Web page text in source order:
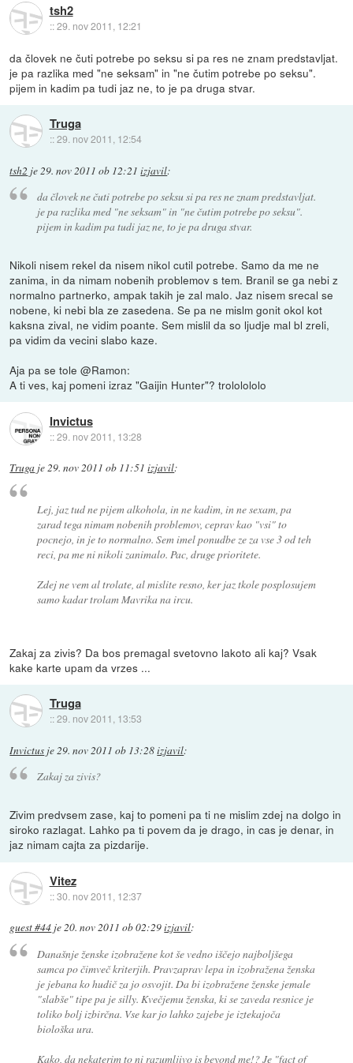
tsh2
::29. nov 2011, 12:21
da človek ne čuti potrebe po seksu si pa res ne znam predstavljat.
je pa razlika med "ne seksam" in "ne čutim potrebe po seksu".
pijem in kadim pa tudi jaz ne, to je pa druga stvar.
Truga
::29. nov 2011, 12:54
tsh2 je29. nov 2011 ob 12:21 izjavil:
da človek ne čuti potrebe po seksu si pa res ne znam predstavljat.
je pa razlika med "ne seksam" in "ne čutim potrebe po seksu".
pijem in kadim pa tudi jaz ne, to je pa druga stvar.
Nikoli nisem rekel da nisem nikol cutil potrebe. Samo da me ne
zanima, in da nimam nobenih problemov s tem. Branil se ga nebi z
normalno partnerko, ampak takih je zal malo. Jaz nisem srecal se
nobene, ki nebi bla ze zasedena. Se pa ne mislm gonit okol kot
kaksna zival, ne vidim poante. Sem mislil da so ljudje mal bl zreli,
pa vidim da vecini slabo kaze.
Aja pa se tole @Ramon:
A ti ves, kaj pomeni izraz "Gaijin Hunter"? trololololo
Invictus
::29. nov 2011, 13:28
Truga je29. nov 2011 ob 11:51 izjavil:
Lej, jaz tud ne pijem alkohola, in ne kadim, in ne sexam, pa
zarad tega nimam nobenih problemov, ceprav kao "vsi" to
pocnejo, in je to normalno. Sem imel ponudbe ze za vse 3 od teh
reci, pa me ni nikoli zanimalo. Pac, druge prioritete.
Zdej ne vem al trolate, al mislite resno, ker jaz tkole posplosujem
samo kadar trolam Mavrika na ircu.
Zakaj za zivis? Da bos premagal svetovno lakoto ali kaj? Vsak
kake karte upam da vrzes ...
Truga
::29. nov 2011, 13:53
Invictus je29. nov 2011 ob 13:28izjavil:
Zakaj za zivis?
Zivim predvsem zase, kaj to pomeni pa ti ne mislim zdej na dolgo in
siroko razlagat. Lahko pa ti povem da je drago, in cas je denar, in
jaz nimam cajta za pizdarije.
Vitez
::30. nov 2011, 12:37
guest #44 je20. nov 2011 ob 02:29izjavil:
Današnje ženske izobražene kot še vedno iščejo najboljšega
samca po čimveč kriterjih. Pravzaprav lepa in izobražena ženska
je jebana ko hudič za jo osvojit. Da bi izobražene ženske jemale
"slabše" tipe pa je silly. Kvečjemu ženska, ki se zaveda resnice je
toliko bolj izbirčna. Vse kar jo lahko zajebe je iztekajoča
biološka ura.
Kako, da nekaterim to ni razumljivo is beyond me!? Je "fact of